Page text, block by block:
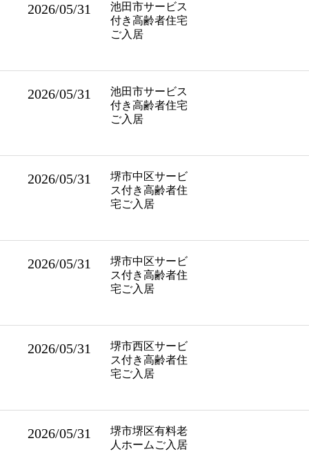
2026/05/31
池田市サービス
付き高齢者住宅
ご入居
2026/05/31
池田市サービス
付き高齢者住宅
ご入居
2026/05/31
堺市中区サービ
ス付き高齢者住
宅ご入居
2026/05/31
堺市中区サービ
ス付き高齢者住
宅ご入居
2026/05/31
堺市西区サービ
ス付き高齢者住
宅ご入居
2026/05/31
堺市堺区有料老
人ホームご入居